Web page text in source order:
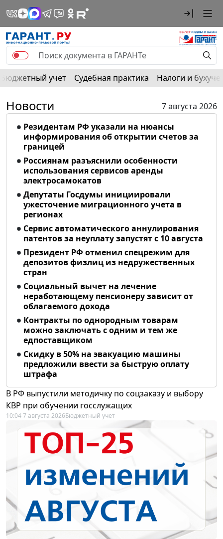
Бюджетный учет Судебная практика Налоги и
Новости
7 августа 2026
Резидентам РФ указали на нюансы
информирования об открытии счетов за
границей
Россиянам разъяснили особенности
использования сервисов аренды
электросамокатов
Депутаты Госдумы инициировали
ужесточение миграционного учета в
регионах
Сервис автоматического аннулирования
патентов за неуплату запустят с 10 августа
Президент РФ отменил спецрежим для
депозитов физлиц из недружественных
стран
Социальный вычет на лечение
неработающему пенсионеру зависит от
облагаемого дохода
Контракты по однородным товарам
можно заключать с одним и тем же
едпоставщиком
Скидку в 50% на эвакуацию машины
предложили ввести за быструю оплату
штрафа
В РФ выпустили методичку по соцзаказу и выбору
КВР при обучении госслужащих
10:04 7 августа 2026Бюджетный учет